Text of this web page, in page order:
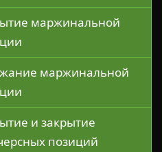
маржинальной
маржинальной
и закрытие
позиций